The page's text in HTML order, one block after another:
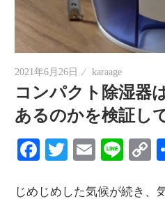
2021年6月26日 karaage
コンパクト除湿器
あるのかを検証し
Facebook
Twitter
EmailLine
じめじめした気候が続き、